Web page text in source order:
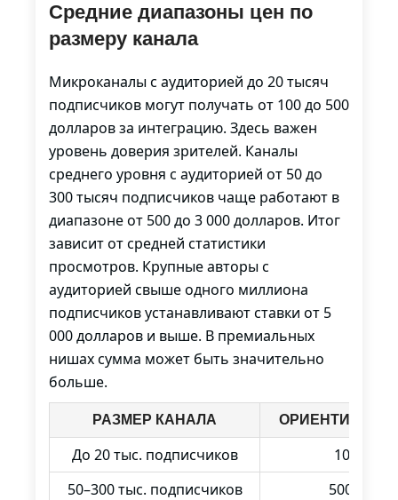
Средние диапазоны цен по
размеру канала
Микроканалы с аудиторией до 20 тысяч
подписчиков могут получать от 100 до 500
долларов за интеграцию. Здесь важен
уровень доверия зрителей. Каналы
среднего уровня с аудиторией от 50 до
300 тысяч подписчиков чаще работают в
диапазоне от 500 до 3 000 долларов. Итог
зависит от средней статистики
просмотров. Крупные авторы с
аудиторией свыше одного миллиона
подписчиков устанавливают ставки от 5
000 долларов и выше. В премиальных
нишах сумма может быть значительно
больше.
РАЗМЕР КАНАЛА ОРИЕНТИР
До 20 тыс. подписчиков
100–500
50–300 тыс. подписчиков
500–3